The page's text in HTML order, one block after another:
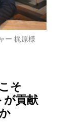
ー 梶原様
そ
貢献